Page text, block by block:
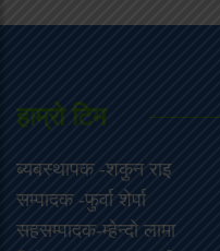
हाम्राे टिम
ब्यबस्थापक -शकुन राइ
सम्पादक -फुर्वा शेर्पा
सहसम्पादक-म्हेन्दो लामा